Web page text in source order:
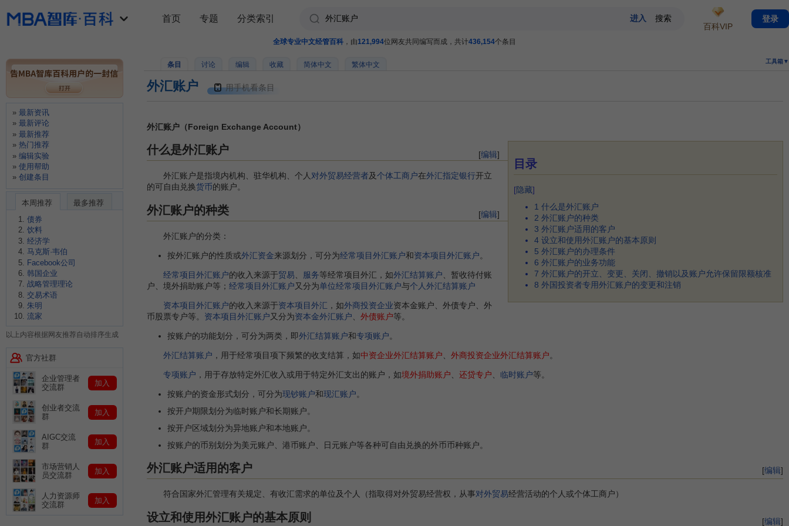
全球专业中文经管百科 ，由121,994位网友共同编写而成，共计436,154个条目
条目 讨论 编辑 收藏 简体中文 繁体中文 工具箱▼
外汇账户 用手机看条目
外汇账户（Foreign Exchange Account）
目录
[隐藏]
1 什么是外汇账户
2 外汇账户的种类
3 外汇账户适用的客户
4 设立和使用外汇账户的基本原则
5 外汇账户的办理条件
6 外汇账户的业务功能
7 外汇账户的开立、变更、关闭、撤销以及账户允许保留限额核准
8 外国投资者专用外汇账户的变更和注销
[编辑]
什么是外汇账户
外汇账户是指境内机构、驻华机构、个人对外贸易经营者及个体工商户在外汇指定银行开立
的可自由兑换货币的账户。
[编辑]
外汇账户的种类
外汇账户的分类：
按外汇账户的性质或外汇资金来源划分，可分为经常项目外汇账户和资本项目外汇账户。
经常项目外汇账户的收入来源于贸易 服务等经常项目外汇，如外汇结算账户 、暂收待付账
户、境外捐助账户等； 经常项目外汇账户又分为单位经常项目外汇账户与个人外汇结算账户
资本项目外汇账户的收入来源于资本项目外汇 ，如外商投资企业资本金账户、外债专户、外
币股票专户等。 资本项目外汇账户又分为资本金外汇账户 外债账户等。
按账户的功能划分，可分为两类，即外汇结算账户和专项账户。
外汇结算账户 ，用于经常项目项下频繁的收支结算，如中资企业外汇结算账户 外商投资企业外汇结算账户。
专项账户 ，用于存放特定外汇收入或用于特定外汇支出的账户，如境外捐助账户 还贷专户 临时账户等。
按账户的资金形式划分，可分为现钞账户和现汇账户。
按开户期限划分为临时账户和长期账户。
按开户区域划分为异地账户和本地账户。
按账户的币别划分为美元账户、港币账户、日元账户等各种可自由兑换的外币币种账户。
[编辑]
外汇账户适用的客户
符合国家外汇管理有关规定、有收汇需求的单位及个人（指取得对外贸易经营权，从事对外贸易经营活动的个人或个体工商户）
[编辑]
设立和使用外汇账户的基本原则
首页 专题 分类索引
百科VIP
登录
最新资讯
最新评论
最新推荐
热门推荐
编辑实验
使用帮助
创建条目
本周推荐
最多推荐
债券
饮料
经济学
马克斯·韦伯
Facebook公司
韩国企业
战略管理理论
交易术语
朱明
流家
以上内容根据网友推荐自动排序生成
官方社群
企业管理者
交流群
加入
创业者交流
群
加入
AIGC交流
群
加入
市场营销人
员交流群
加入
人力资源师
交流群
加入